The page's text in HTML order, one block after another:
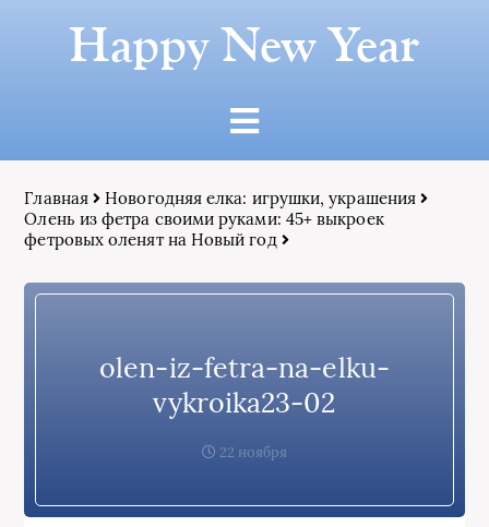
Happy New Year
Главная
Новогодняя елка: игрушки, украшения
Олень из фетра своими руками: 45+ выкроек
фетровых оленят на Новый год
olen-iz-fetra-na-elku-
vykroika23-02
22 ноября